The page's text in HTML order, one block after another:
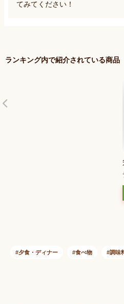
てみてください！
ランキング内で紹介されている商品
夕食・ディナー 食べ物 調味